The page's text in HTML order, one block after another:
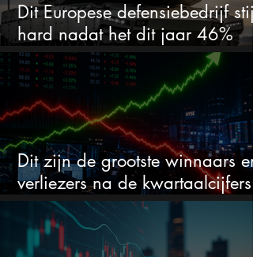
Dit Europese defensiebedrijf
hard nadat het dit jaar 46%
daalde: mooie koopkans?
Dit zijn de grootste winnaars en
verliezers na de kwartaalcijfers
(2 springen eruit)